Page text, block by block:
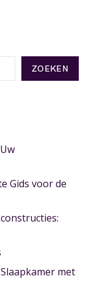
ZOEKEN
Gids voor de
met